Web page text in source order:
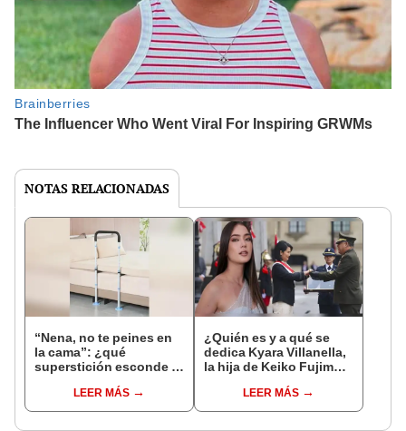
NOTAS RELACIONADAS
“Nena, no te peines en
la cama”: ¿qué
superstición esconde la
Enanitos Verdes?
LEER MÁS
¿Quién es y a qué se
dedica Kyara Villanella,
la hija de Keiko Fujimori
nivel nacional?
LEER MÁS